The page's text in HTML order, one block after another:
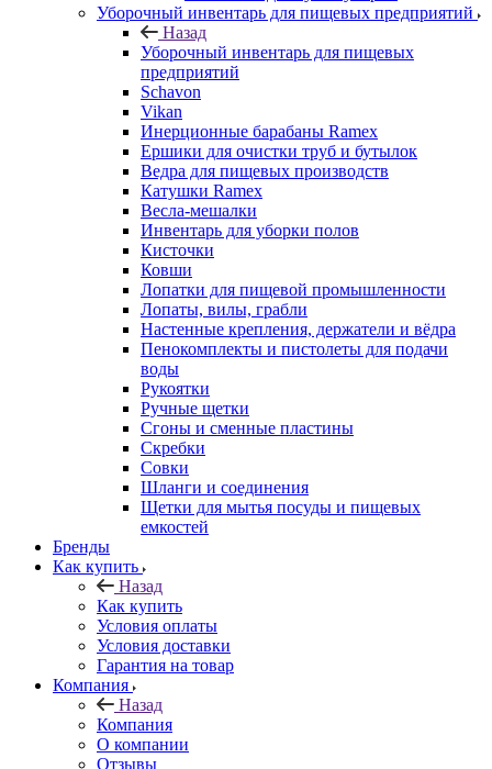
Уборочный инвентарь для пищевых предприятий
Назад
Уборочный инвентарь для пищевых
предприятий
Schavon
Vikan
Инерционные барабаны Ramex
Ершики для очистки труб и бутылок
Ведра для пищевых производств
Катушки Ramex
Весла-мешалки
Инвентарь для уборки полов
Кисточки
Ковши
Лопатки для пищевой промышленности
Лопаты, вилы, грабли
Настенные крепления, держатели и вёдра
Пенокомплекты и пистолеты для подачи
воды
Рукоятки
Ручные щетки
Сгоны и сменные пластины
Скребки
Совки
Шланги и соединения
Щетки для мытья посуды и пищевых
емкостей
Бренды
Как купить
Назад
Как купить
Условия оплаты
Условия доставки
Гарантия на товар
Компания
Назад
Компания
О компании
Отзывы